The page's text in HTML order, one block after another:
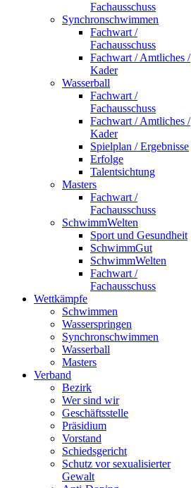
Fachausschuss
Synchronschwimmen
Fachwart /
Fachausschuss
Fachwart / Amtliches /
Kader
Wasserball
Fachwart /
Fachausschuss
Fachwart / Amtliches /
Kader
Spielplan / Ergebnisse
Erfolge
Talentsichtung
Masters
Fachwart /
Fachausschuss
SchwimmWelten
Sport und Gesundheit
SchwimmGut
SchwimmWelten
Fachwart /
Fachausschuss
Wettkämpfe
Schwimmen
Wasserspringen
Synchronschwimmen
Wasserball
Masters
Verband
Bezirk
Wer sind wir
Geschäftsstelle
Präsidium
Vorstand
Schiedsgericht
Schutz vor sexualisierter
Gewalt